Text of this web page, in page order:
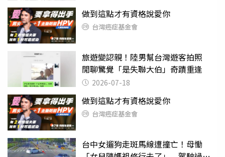
做到這點才有資格說愛你
台灣癌症基金會
旅遊變認親！陸男幫台灣遊客拍照
閒聊驚覺「是失聯大伯」奇蹟重逢
2026-07-18
做到這點才有資格說愛你
台灣癌症基金會
台中女遛狗走斑馬線遭撞亡！母慟